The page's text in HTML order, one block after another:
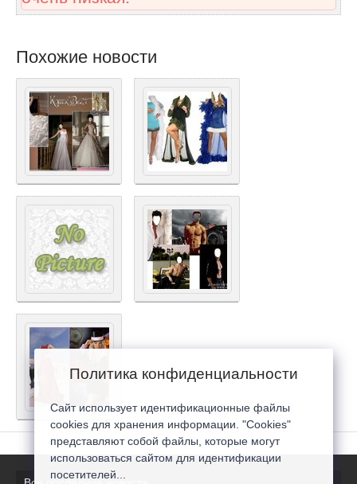
Похожие новости
Политика конфиденциальности
Сайт использует идентификационные файлы
cookies для хранения информации. "Cookies"
представляют собой файлы, которые могут
использоваться сайтом для идентификации
посетителей...